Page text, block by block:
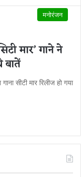
मनोरंजन
मार’ गाने ने
बातें
सीटी मार रिलीज हो गया